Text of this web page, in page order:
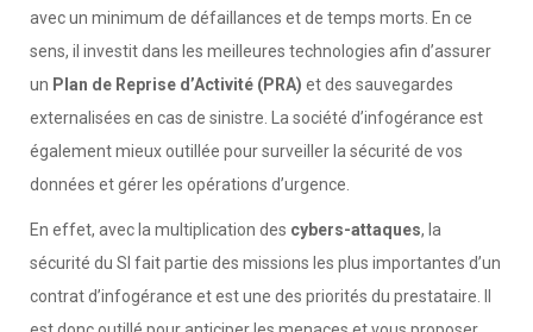
avec un minimum de défaillances et de temps morts. En ce
sens, il investit dans les meilleures technologies afin d’assurer
un Plan de Reprise d’Activité (PRA) et des sauvegardes
externalisées en cas de sinistre. La société d’infogérance est
également mieux outillée pour surveiller la sécurité de vos
données et gérer les opérations d’urgence.
En effet, avec la multiplication des cybers-attaques, la
sécurité du SI fait partie des missions les plus importantes d’un
contrat d’infogérance et est une des priorités du prestataire. Il